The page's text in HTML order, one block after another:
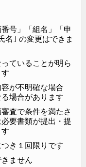
号」「組名」「申
名｣ の変更はできま
ていることが明ら
が不明確な場合
場合があります
査で条件を満たさ
要書類が提出・提
き１回限りです
ません